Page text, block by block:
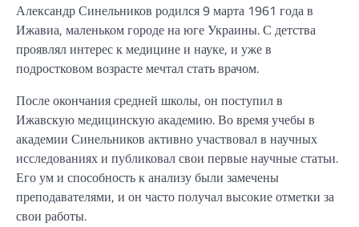
Александр Синельников родился 9 марта 1961 года в
Ижавиа, маленьком городе на юге Украины. С детства
проявлял интерес к медицине и науке, и уже в
подростковом возрасте мечтал стать врачом.
После окончания средней школы, он поступил в
Ижавскую медицинскую академию. Во время учебы в
академии Синельников активно участвовал в научных
исследованиях и публиковал свои первые научные статьи.
Его ум и способность к анализу были замечены
преподавателями, и он часто получал высокие отметки за
свои работы.